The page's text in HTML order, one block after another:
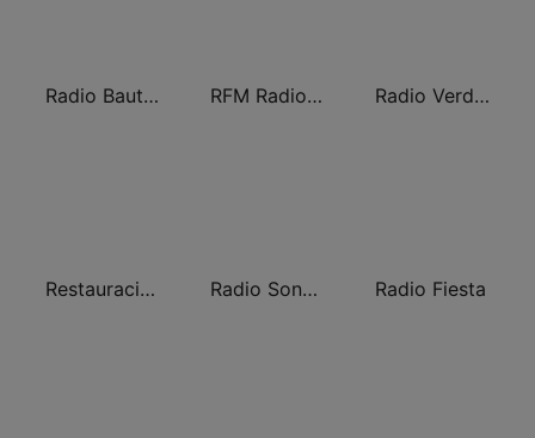
Radio Bautista Global 89.7 FM RFM Radio Futurs Medias 94.0 FM Radio Verdad 95.7 FM
Restauración 100.5 FM Radio Sonora 104.5 FM Radio Fiesta